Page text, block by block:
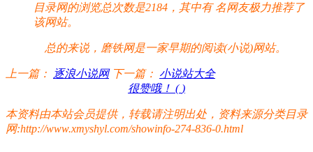
目录网的浏览总次数是2184，其中有名网友极力推荐了
该网站。
总的来说，磨铁网是一家早期的阅读(小说)网站。
上一篇： 逐浪小说网 下一篇： 小说站大全
很赞哦！ ( )
本资料由本站会员提供，转载请注明出处，资料来源分类目录
网:http://www.xmyshyl.com/showinfo-274-836-0.html